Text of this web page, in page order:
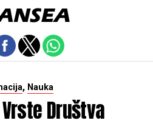
, Nauka
Društva